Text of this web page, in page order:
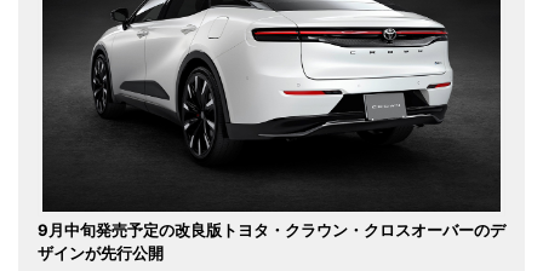
9月中旬発売予定の改良版トヨタ・クラウン・クロスオーバーのデ
ザインが先行公開